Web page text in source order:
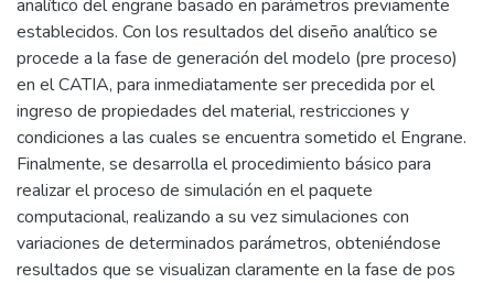
analítico del engrane basado en parámetros previamente
establecidos. Con los resultados del diseño analítico se
procede a la fase de generación del modelo (pre proceso)
en el CATIA, para inmediatamente ser precedida por el
ingreso de propiedades del material, restricciones y
condiciones a las cuales se encuentra sometido el Engrane.
Finalmente, se desarrolla el procedimiento básico para
realizar el proceso de simulación en el paquete
computacional, realizando a su vez simulaciones con
variaciones de determinados parámetros, obteniéndose
resultados que se visualizan claramente en la fase de pos